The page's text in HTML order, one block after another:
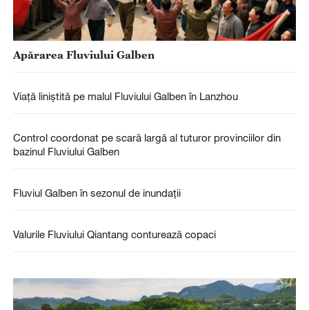
Apărarea Fluviului Galben
Viaţă liniștită pe malul Fluviului Galben în Lanzhou
Control coordonat pe scară largă al tuturor provinciilor din
bazinul Fluviului Galben
Fluviul Galben în sezonul de inundații
Valurile Fluviului Qiantang conturează copaci